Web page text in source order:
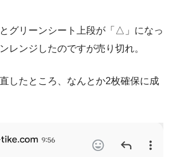
グリーンシート上段が「△」になっ
レンジしたのですが売り切れ。
したところ、なんとか2枚確保に成